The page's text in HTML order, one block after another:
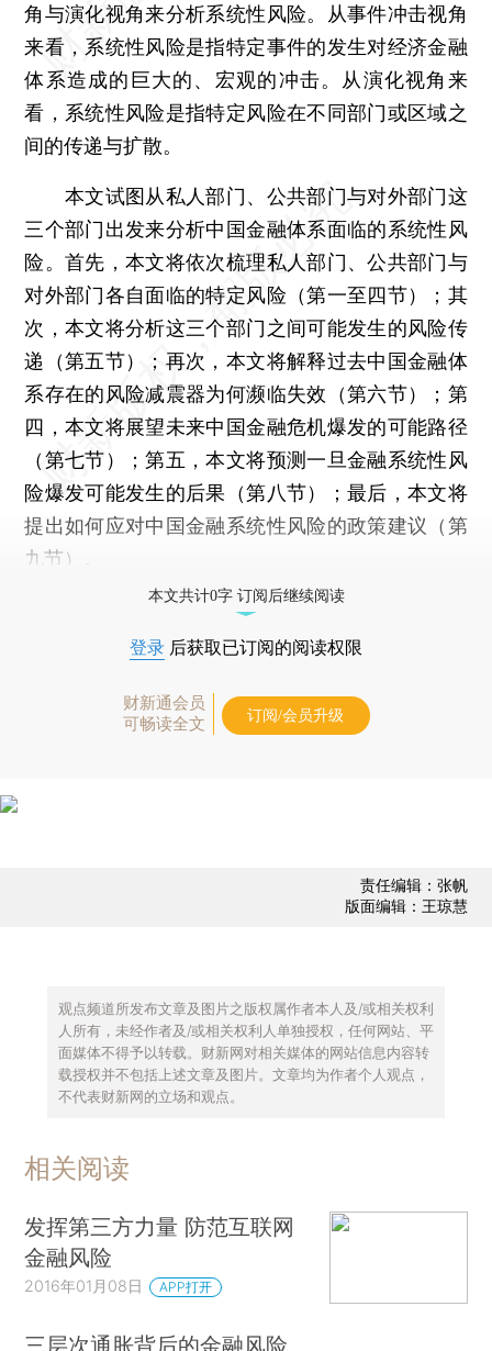
角与演化视角来分析系统性风险。从事件冲击视角
来看，系统性风险是指特定事件的发生对经济金融
体系造成的巨大的、宏观的冲击。从演化视角来
看，系统性风险是指特定风险在不同部门或区域之
间的传递与扩散。
本文试图从私人部门、公共部门与对外部门这
三个部门出发来分析中国金融体系面临的系统性风
险。首先，本文将依次梳理私人部门、公共部门与
对外部门各自面临的特定风险（第一至四节）；其
次，本文将分析这三个部门之间可能发生的风险传
递（第五节）；再次，本文将解释过去中国金融体
系存在的风险减震器为何濒临失效（第六节）；第
四，本文将展望未来中国金融危机爆发的可能路径
（第七节）；第五，本文将预测一旦金融系统性风
险爆发可能发生的后果（第八节）；最后，本文将
提出如何应对中国金融系统性风险的政策建议（第
九节）。
本文共计0字 订阅后继续阅读
登录 后获取已订阅的阅读权限
财新通会员
可畅读全文
订阅/会员升级
责任编辑：张帆
版面编辑：王琼慧
观点频道所发布文章及图片之版权属作者本人及/或相关权利
人所有，未经作者及/或相关权利人单独授权，任何网站、平
面媒体不得予以转载。财新网对相关媒体的网站信息内容转
载授权并不包括上述文章及图片。文章均为作者个人观点，
不代表财新网的立场和观点。
相关阅读
发挥第三方力量 防范互联网
金融风险
2016年01月08日 APP打开
三层次通胀背后的金融风险